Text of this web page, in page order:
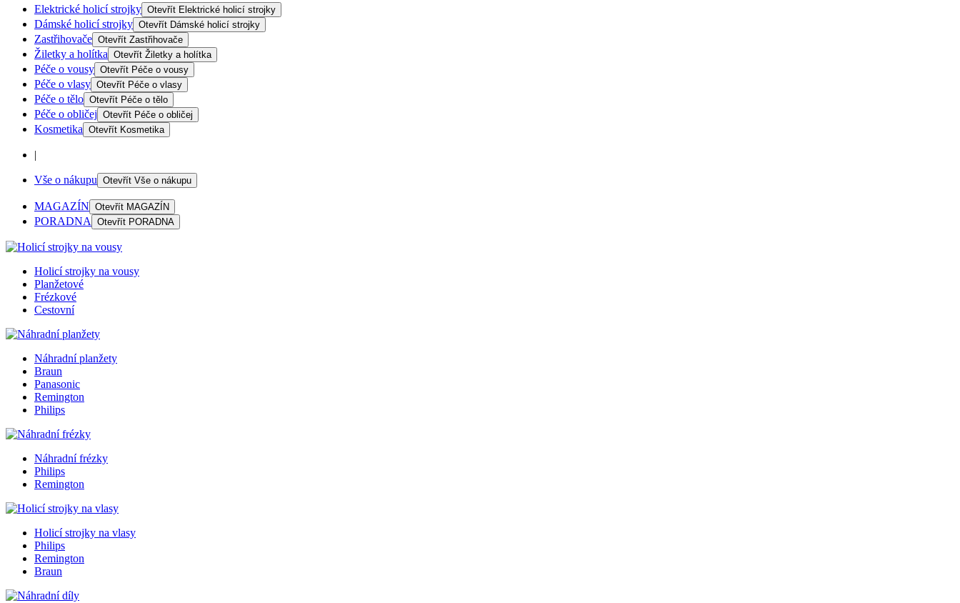
Elektrické holicí strojky Otevřít Elektrické holicí strojky
Dámské holicí strojky Otevřít Dámské holicí strojky
Zastřihovače Otevřít Zastřihovače
Žiletky a holítka Otevřít Žiletky a holítka
Péče o vousy Otevřít Péče o vousy
Péče o vlasy Otevřít Péče o vlasy
Péče o tělo Otevřít Péče o tělo
Péče o obličej Otevřít Péče o obličej
Kosmetika Otevřít Kosmetika
|
Vše o nákupu Otevřít Vše o nákupu
MAGAZÍN Otevřít MAGAZÍN
PORADNA Otevřít PORADNA
Holicí strojky na vousy
Planžetové
Frézkové
Cestovní
Náhradní planžety
Braun
Panasonic
Remington
Philips
Náhradní frézky
Philips
Remington
Holicí strojky na vlasy
Philips
Remington
Braun